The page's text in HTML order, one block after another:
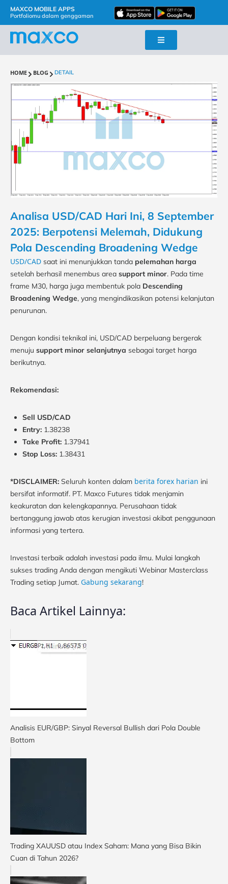
MAXCO MOBILE APPS
Portfoliomu dalam genggaman
HOME BLOG DETAIL
Analisa USD/CAD Hari Ini, 8 September
2025: Berpotensi Melemah, Didukung
Pola Descending Broadening Wedge
USD/CAD saat ini menunjukkan tanda pelemahan harga
setelah berhasil menembus area support minor. Pada time
frame M30, harga juga membentuk pola Descending
Broadening Wedge, yang mengindikasikan potensi kelanjutan
penurunan.
Dengan kondisi teknikal ini, USD/CAD berpeluang bergerak
menuju support minor selanjutnya sebagai target harga
berikutnya.
Rekomendasi:
Sell USD/CAD
Entry: 1.38238
Take Profit: 1.37941
Stop Loss: 1.38431
*DISCLAIMER: Seluruh konten dalam berita forex harian ini
bersifat informatif. PT. Maxco Futures tidak menjamin
keakuratan dan kelengkapannya. Perusahaan tidak
bertanggung jawab atas kerugian investasi akibat penggunaan
informasi yang tertera.
Investasi terbaik adalah investasi pada ilmu. Mulai langkah
sukses trading Anda dengan mengikuti Webinar Masterclass
Trading setiap Jumat. Gabung sekarang!
Baca Artikel Lainnya:
Analisis EUR/GBP: Sinyal Reversal Bullish dari Pola Double
Bottom
Trading XAUUSD atau Index Saham: Mana yang Bisa Bikin
Cuan di Tahun 2026?